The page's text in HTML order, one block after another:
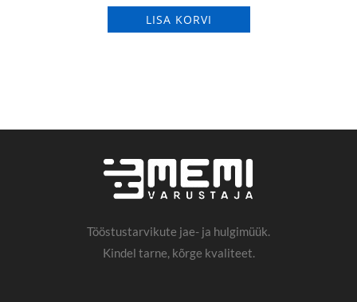
LISA KORVI
Tööstustarvikute jae- ja hulgimüük.
Kindel tarne, kõrge kvaliteet.